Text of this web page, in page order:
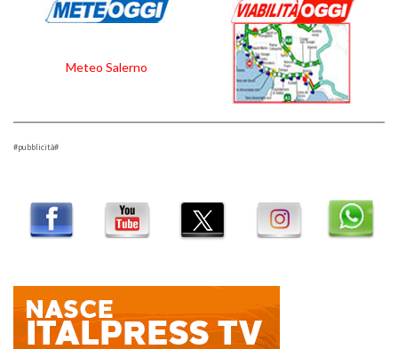
Meteo Salerno
#pubblicità#